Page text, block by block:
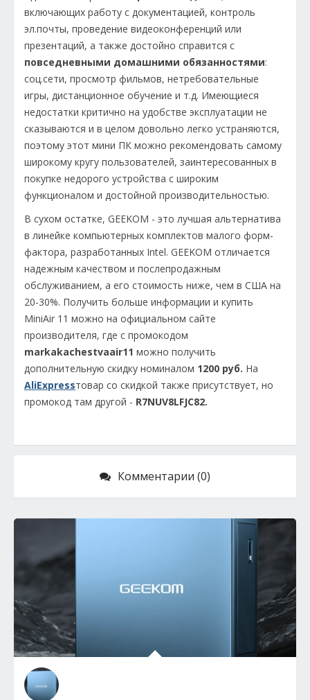
включающих работу с документацией, контроль
эл.почты, проведение видеоконференций или
презентаций, а также достойно справится с
повседневными домашними обязанностями:
соц.сети, просмотр фильмов, нетребовательные
игры, дистанционное обучение и т.д. Имеющиеся
недостатки критично на удобстве эксплуатации не
сказываются и в целом довольно легко устраняются,
поэтому этот мини ПК можно рекомендовать самому
широкому кругу пользователей, заинтересованных в
покупке недорого устройства с широким
функционалом и достойной производительностью.
В сухом остатке, GEEKOM - это лучшая альтернатива
в линейке компьютерных комплектов малого форм-
фактора, разработанных Intel. GEEKOM отличается
надежным качеством и послепродажным
обслуживанием, а его стоимость ниже, чем в США на
20-30%. Получить больше информации и купить
MiniAir 11 можно на официальном сайте
производителя, где с промокодом
markakachestvaair11 можно получить
дополнительную скидку номиналом 1200 руб. На
AliExpressтовар со скидкой также присутствует, но
промокод там другой - R7NUV8LFJC82.
Комментарии (0)